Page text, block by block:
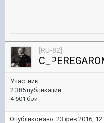
[RU-82]
Участник
2 385 публикаций
4 601 бой
Опубликовано: 23 фев 2016,